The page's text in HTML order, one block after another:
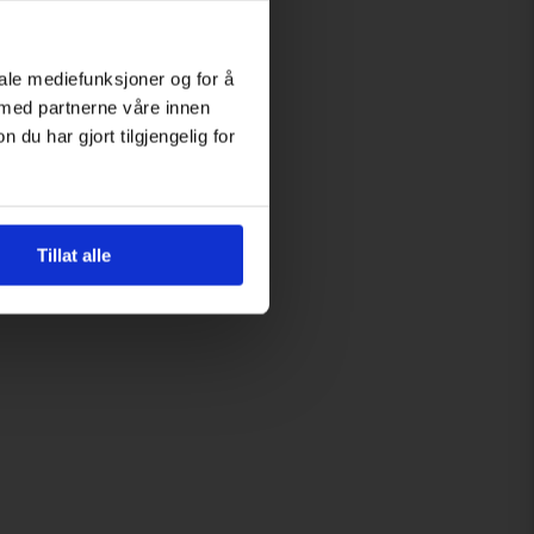
mediefunksjoner og for å
partnerne våre innen
du har gjort tilgjengelig for
Tillat alle